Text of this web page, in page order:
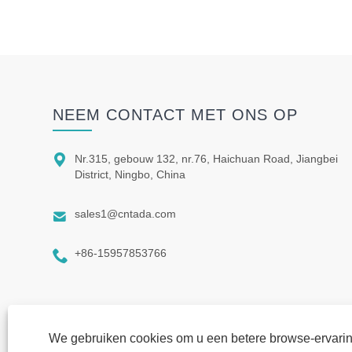
We gebruiken cookies om u een betere browse-
NEEM CONTACT MET ONS OP

Nr.315, gebouw 132, nr.76, Haichuan Road, Jiangbei
District, Ningbo, China
 sales1@cntada.com
 +86-15957853766